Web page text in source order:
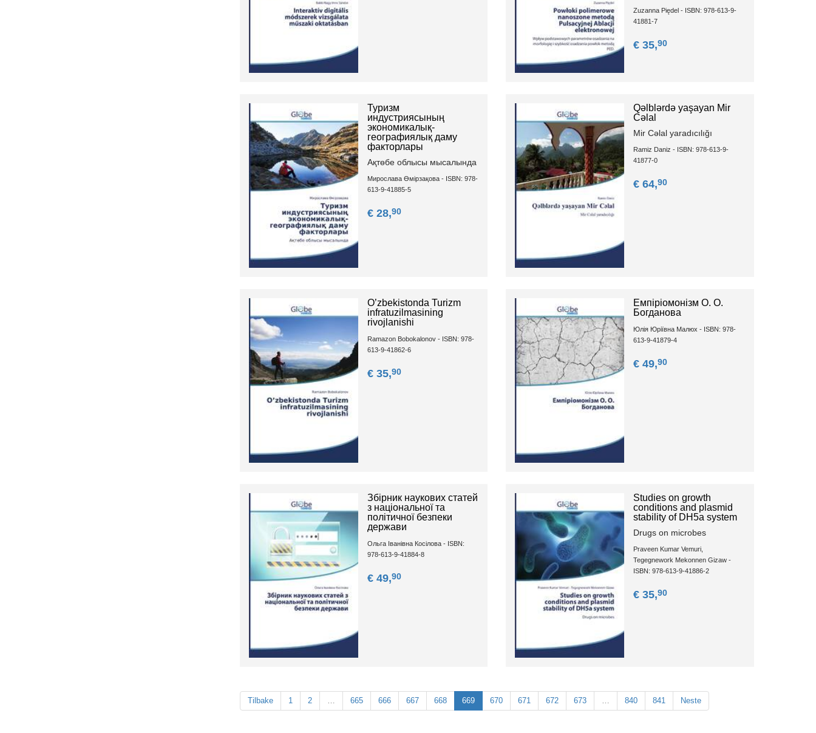
Zuzanna Piędel - ISBN: 978-613-9-
41881-7
€ 35,90
Туризм
индустриясының
экономикалық-
географиялық даму
факторлары
Ақтөбе облысы мысалында
Мирослава Өмірзақова - ISBN: 978-
613-9-41885-5
€ 28,90
Qəlblərdə yaşayan Mir
Cəlal
Mir Cəlal yaradıcılığı
Ramiz Daniz - ISBN: 978-613-9-
41877-0
€ 64,90
O’zbekistonda Turizm
infratuzilmasining
rivojlanishi
Ramazon Bobokalonov - ISBN: 978-
613-9-41862-6
€ 35,90
Емпіріомонізм О. О.
Богданова
Юлія Юріївна Малюх - ISBN: 978-
613-9-41879-4
€ 49,90
Збірник наукових статей
з національної та
політичної безпеки
держави
Ольга Іванівна Косілова - ISBN:
978-613-9-41884-8
€ 49,90
Studies on growth
conditions and plasmid
stability of DH5a system
Drugs on microbes
Praveen Kumar Vemuri,
Tegegnework Mekonnen Gizaw -
ISBN: 978-613-9-41886-2
€ 35,90
Tilbake 1 2 … 665 666 667 668 669 670 671 672 673 … 840 841 Neste